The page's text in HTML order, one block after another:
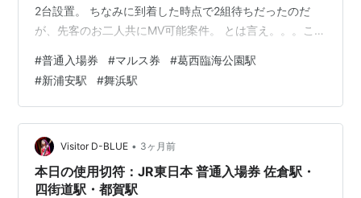
2台設置。 ちなみに到着した時点で2組待ちだったのだ
が、先客のお二人共にMV可能案件。 とは言え。。。この
サクッと使いこなすのはなかなか難しいところよね。 そ
う言う意味でも、やはり窓口はある程度残した方が良い
ね。 舞浜駅、普通入場券。 窓口周辺。 訪問時は閑散と
していて待ち客なしだったが、土地柄週末は混雑しそ
う。 葛西臨海公園駅、普通入場券。 発行の表示がどうな
っているか気になっていたが…
#普通入場券 #マルス券 #葛西臨海公園駅
#新浦安駅 #舞浜駅
Visitor D-BLUE • 3ヶ月前
本日の使用切符：JR東日本 普通入場券 佐倉駅・
四街道駅・都賀駅